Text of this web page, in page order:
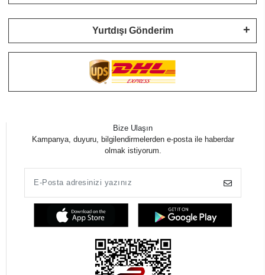
Yurtdışı Gönderim
Bize Ulaşın
Kampanya, duyuru, bilgilendirmelerden e-posta ile haberdar
olmak istiyorum.